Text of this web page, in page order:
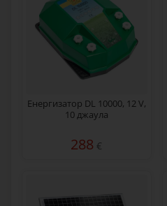
Енергизатор DL 10000, 12 V,
10 джаула
288 €